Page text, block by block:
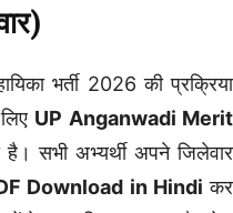
भर्ती 2026 की प्रक्रिया
UP Anganwadi Merit
है। सभी अभ्यर्थी अपने जिलेवार
Download in Hindi कर